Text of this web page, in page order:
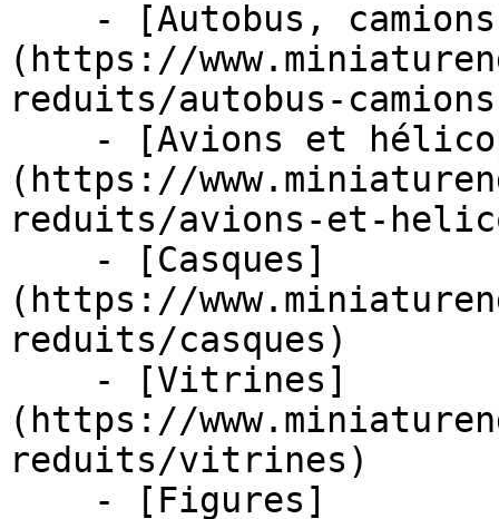
(https://
reduits/autobus-
(https://
reduits/avions-et-
(https://
reduits/casques)
(https://
reduits/vitrines)